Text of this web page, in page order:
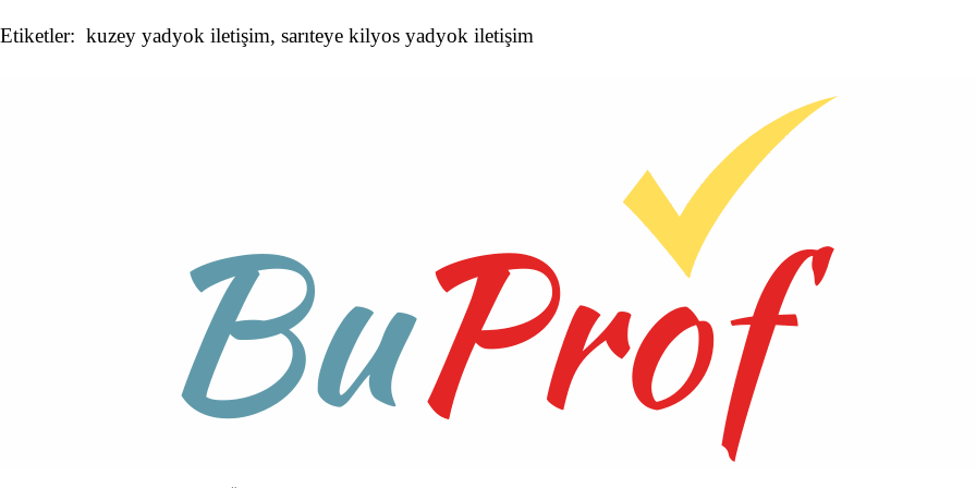
Etiketler: kuzey yadyok iletişim, sarıteye kilyos yadyok iletişim